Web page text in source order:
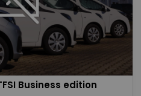
Business edition